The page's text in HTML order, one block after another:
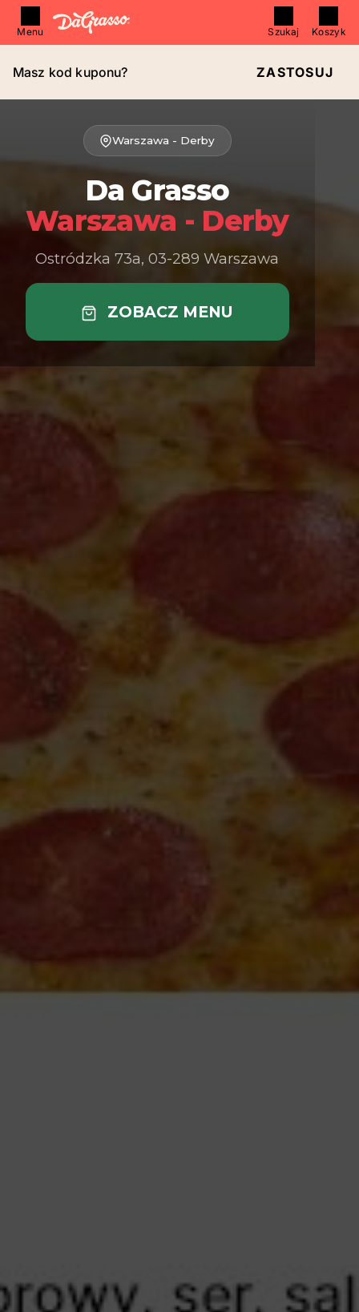
Menu Szukaj Koszyk
Masz kod kuponu? ZASTOSUJ
Warszawa - Derby
Da Grasso
Warszawa - Derby
Ostródzka 73a, 03-289 Warszawa
ZOBACZ MENU